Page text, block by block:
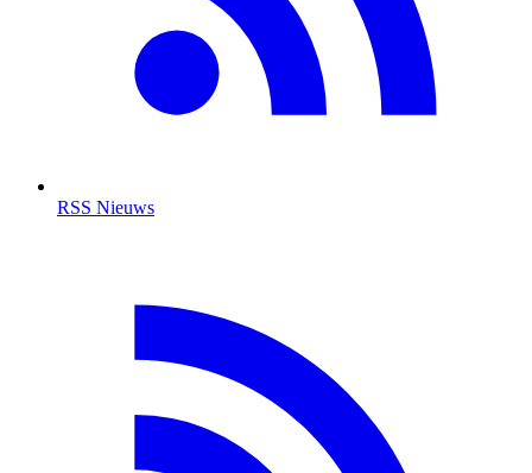
RSS Nieuws